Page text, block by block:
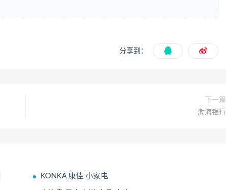
分享到：
下一篇
渤海银行
KONKA 康佳 小家电